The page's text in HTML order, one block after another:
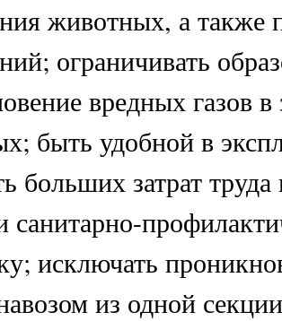
животных, а также
ограничивать
вредных газов в
быть удобной в
больших затрат
санитарно-
исключать
из одной